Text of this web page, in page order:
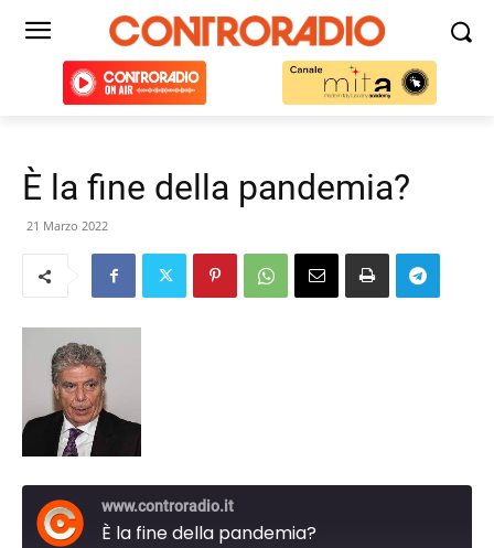
È la fine della pandemia?
21 Marzo 2022
www.controradio.it
È la fine della pandemia?